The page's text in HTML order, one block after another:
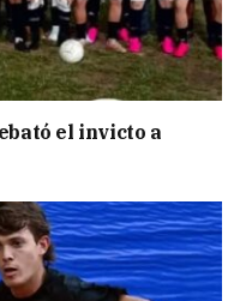
el invicto a